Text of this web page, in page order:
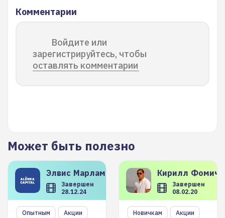
Комментарии
Войдите или
зарегистрируйтесь, чтобы
оставлять комментарии
Может быть полезно
Элвис Марламов
Завершен
28.12.24
Опытным
Акции
Кирилл
Завершен
08.02.20
Новичкам
Акции